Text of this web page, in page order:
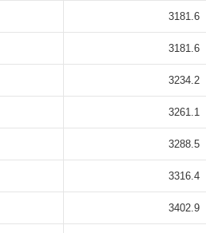
3181.6
3181.6
3234.2
3261.1
3288.5
3316.4
3402.9